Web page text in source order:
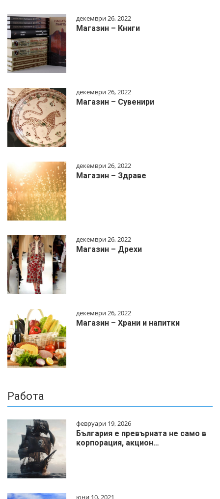
декември 26, 2022
Магазин – Книги
декември 26, 2022
Магазин – Сувенири
декември 26, 2022
Магазин – Здраве
декември 26, 2022
Магазин – Дрехи
декември 26, 2022
Магазин – Храни и напитки
Работа
февруари 19, 2026
България е превърната не само в
корпорация, акцион…
юни 10, 2021